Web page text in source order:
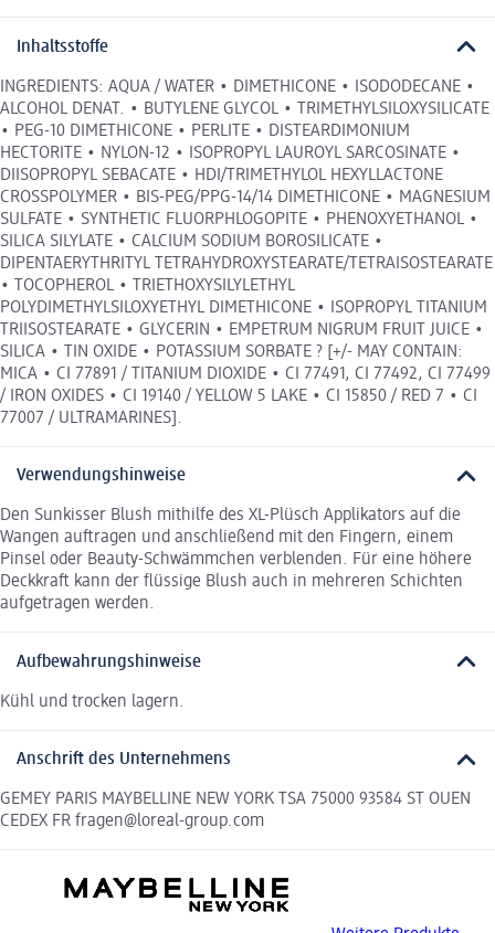
Inhaltsstoffe
INGREDIENTS: AQUA / WATER • DIMETHICONE • ISODODECANE •
ALCOHOL DENAT. • BUTYLENE GLYCOL • TRIMETHYLSILOXYSILICATE
• PEG-10 DIMETHICONE • PERLITE • DISTEARDIMONIUM
HECTORITE • NYLON-12 • ISOPROPYL LAUROYL SARCOSINATE •
DIISOPROPYL SEBACATE • HDI/TRIMETHYLOL HEXYLLACTONE
CROSSPOLYMER • BIS-PEG/PPG-14/14 DIMETHICONE • MAGNESIUM
SULFATE • SYNTHETIC FLUORPHLOGOPITE • PHENOXYETHANOL •
SILICA SILYLATE • CALCIUM SODIUM BOROSILICATE •
DIPENTAERYTHRITYL TETRAHYDROXYSTEARATE/TETRAISOSTEARATE
• TOCOPHEROL • TRIETHOXYSILYLETHYL
POLYDIMETHYLSILOXYETHYL DIMETHICONE • ISOPROPYL TITANIUM
TRIISOSTEARATE • GLYCERIN • EMPETRUM NIGRUM FRUIT JUICE •
SILICA • TIN OXIDE • POTASSIUM SORBATE ? [+/- MAY CONTAIN:
MICA • CI 77891 / TITANIUM DIOXIDE • CI 77491, CI 77492, CI 77499
/ IRON OXIDES • CI 19140 / YELLOW 5 LAKE • CI 15850 / RED 7 • CI
77007 / ULTRAMARINES].
Verwendungshinweise
Den Sunkisser Blush mithilfe des XL-Plüsch Applikators auf die
Wangen auftragen und anschließend mit den Fingern, einem
Pinsel oder Beauty-Schwämmchen verblenden. Für eine höhere
Deckkraft kann der flüssige Blush auch in mehreren Schichten
aufgetragen werden.
Aufbewahrungshinweise
Kühl und trocken lagern.
Anschrift des Unternehmens
GEMEY PARIS MAYBELLINE NEW YORK TSA 75000 93584 ST OUEN
CEDEX FR fragen@loreal-group.com